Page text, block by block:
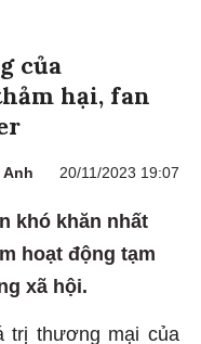
của
hại, fan
Anh 20/11/2023 19:07
khó khăn nhất
hoạt động tạm
xã hội.
trị thương mại của